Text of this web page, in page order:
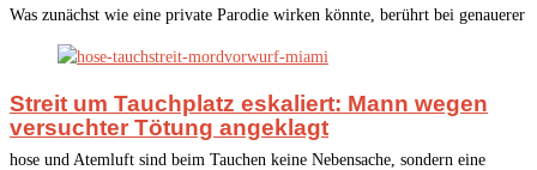
Was zunächst wie eine private Parodie wirken könnte, berührt bei genauerer
Streit um Tauchplatz eskaliert: Mann wegen
versuchter Tötung angeklagt
hose und Atemluft sind beim Tauchen keine Nebensache, sondern eine